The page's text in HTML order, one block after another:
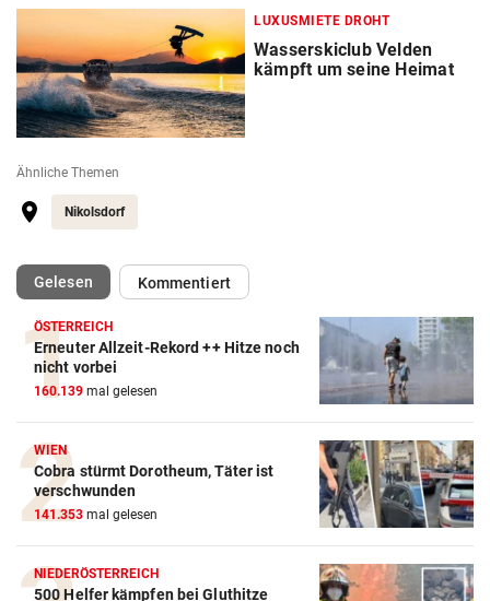
LUXUSMIETE DROHT
Wasserskiclub Velden
kämpft um seine Heimat
Ähnliche Themen
Nikolsdorf
Gelesen(ausgewählt)Kommentiert
ÖSTERREICH
Erneuter Allzeit-Rekord ++ Hitze noch
nicht vorbei
160.139 mal gelesen
WIEN
Cobra stürmt Dorotheum, Täter ist
verschwunden
141.353 mal gelesen
NIEDERÖSTERREICH
500 Helfer kämpfen bei Gluthitze